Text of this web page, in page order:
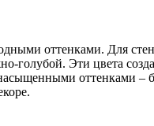
оттенками. Для
голубой. Эти цвета
оттенками –